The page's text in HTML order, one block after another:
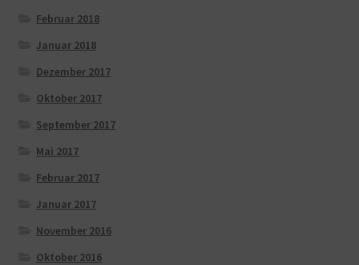
Februar 2018
Januar 2018
Dezember 2017
Oktober 2017
September 2017
Mai 2017
Februar 2017
Januar 2017
November 2016
Oktober 2016